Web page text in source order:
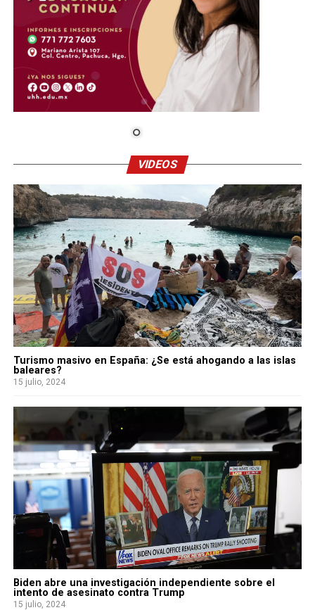
VIDEOS
Turismo masivo en España: ¿Se está ahogando a las islas
baleares?
15 julio, 2024
Biden abre una investigación independiente sobre el
intento de asesinato contra Trump
15 julio, 2024